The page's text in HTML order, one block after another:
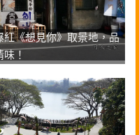
《想見你》取景地，品
！